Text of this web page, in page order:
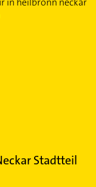
Stadtteil